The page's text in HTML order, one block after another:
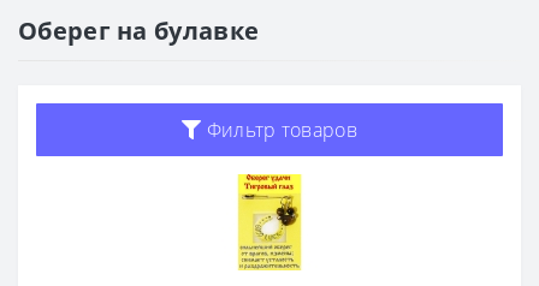
Оберег на булавке
Фильтр товаров